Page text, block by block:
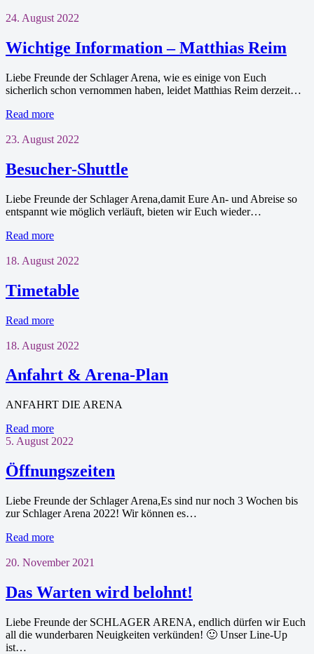
24. August 2022
Wichtige Information – Matthias Reim
Liebe Freunde der Schlager Arena, wie es einige von Euch
sicherlich schon vernommen haben, leidet Matthias Reim derzeit…
Read more
23. August 2022
Besucher-Shuttle
Liebe Freunde der Schlager Arena,damit Eure An- und Abreise so
entspannt wie möglich verläuft, bieten wir Euch wieder…
Read more
18. August 2022
Timetable
Read more
18. August 2022
Anfahrt & Arena-Plan
ANFAHRT DIE ARENA
Read more
5. August 2022
Öffnungszeiten
Liebe Freunde der Schlager Arena,Es sind nur noch 3 Wochen bis
zur Schlager Arena 2022! Wir können es…
Read more
20. November 2021
Das Warten wird belohnt!
Liebe Freunde der SCHLAGER ARENA, endlich dürfen wir Euch
all die wunderbaren Neuigkeiten verkünden! 🙂 Unser Line-Up
ist…